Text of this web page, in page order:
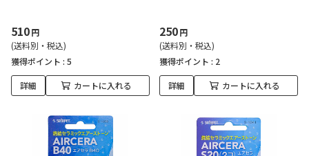
510円
(送料別・税込)
獲得ポイント : 5
詳細 カートに入れる
250円
(送料別・税込)
獲得ポイント : 2
詳細 カートに入れる